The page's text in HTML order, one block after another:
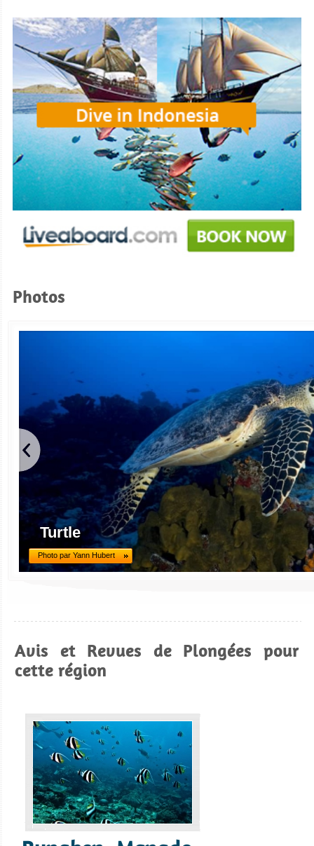
Photos
Turtle
Photo par Yann Hubert
Avis et Revues de Plongées pour
cette région